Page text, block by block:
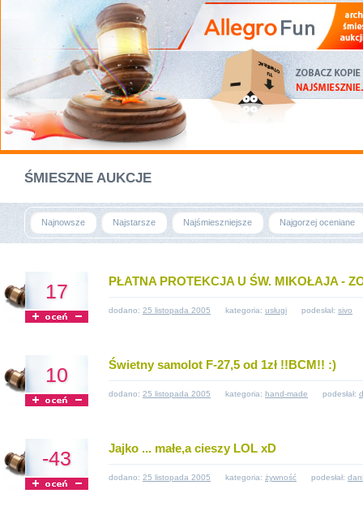
ŚMIESZNE AUKCJE
Najnowsze Najstarsze Najśmieszniejsze Najgorzej oceniane
17 PŁATNA PROTEKCJA U ŚW. MIKOŁAJA -
dodano: 25 listopada 2005 kategoria: usługi podesłał: sivo
10 Świetny samolot F-27,5 od 1zł !!BCM!! :)
dodano: 25 listopada 2005 kategoria: hand-made podesłał:
-43 Jajko ... małe,a cieszy LOL xD
dodano: 25 listopada 2005 kategoria: żywność podesłał: